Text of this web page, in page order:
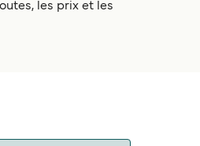
les prix et les